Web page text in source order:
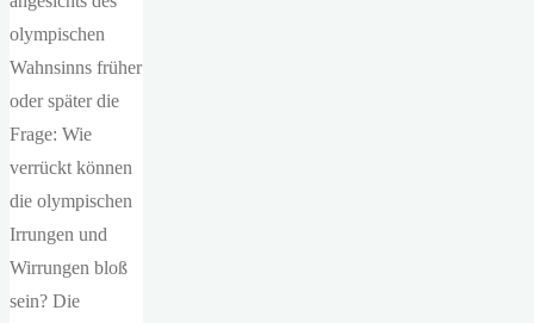
olympischen
Wahnsinns früher
oder später die
Frage: Wie
verrückt können
die olympischen
Irrungen und
Wirrungen bloß
sein? Die